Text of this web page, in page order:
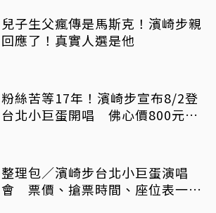
兒子生父瘋傳是馬斯克！濱崎步親
回應了！真實人選是他
粉絲苦等17年！濱崎步宣布8/2登
台北小巨蛋開唱 佛心價800元也
整理包／濱崎步台北小巨蛋演唱
會 票價、搶票時間、座位表一次